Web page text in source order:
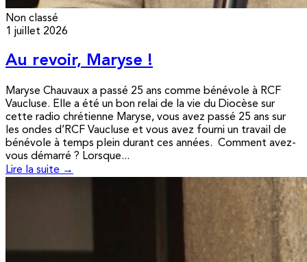
Non classé
1 juillet 2026
Au revoir, Maryse !
Maryse Chauvaux a passé 25 ans comme bénévole à RCF
Vaucluse. Elle a été un bon relai de la vie du Diocèse sur
cette radio chrétienne Maryse, vous avez passé 25 ans sur
les ondes d’RCF Vaucluse et vous avez fourni un travail de
bénévole à temps plein durant ces années. Comment avez-
vous démarré ? Lorsque...
Lire la suite →